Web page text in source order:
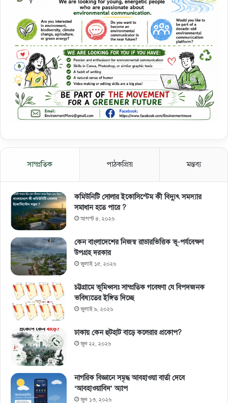
সাম্প্রতিক পাঠকপ্রিয় মন্তব্য
কমিউনিটি সোলার ইকোসিস্টেম কী বিদ্যুৎ সমস্যার
সমাধান হতে পারে ?
আগস্ট ৪, ২০২৬
কেন বাংলাদেশের নিজস্ব রাডারভিত্তিক ভূ-পর্যবেক্ষণ
উপগ্রহ দরকার
জুলাই ১৫, ২০২৬
চট্টগ্রামে ভূমিধ্বসঃ সাম্প্রতিক গবেষণা যে বিপদজনক
ভবিষ্যতের ইঙ্গিত দিচ্ছে
জুলাই ৯, ২০২৬
ঢাকায় কেন হুটহাট বাড়ে কলেরার প্রকোপ?
জুন ২২, ২০২৬
নাগরিক বিজ্ঞানে সমৃদ্ধ আবহাওয়া বার্তা দেবে
‘আবহাওয়াবিদ’ অ্যাপ
জুন ১৩, ২০২৬